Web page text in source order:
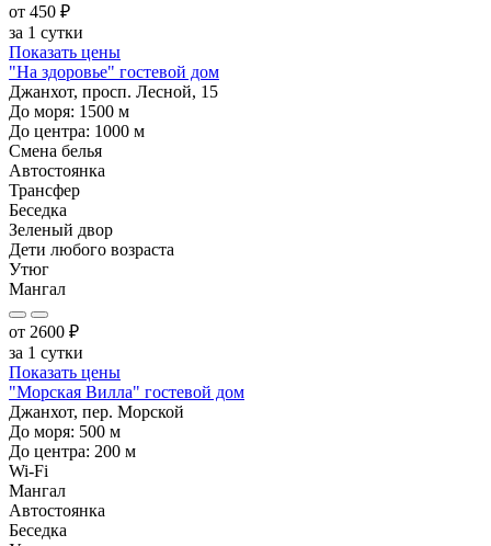
от 450 ₽
за 1 сутки
Показать цены
"На здоровье" гостевой дом
Джанхот, просп. Лесной, 15
До моря: 1500 м
До центра: 1000 м
Смена белья
Автостоянка
Трансфер
Беседка
Зеленый двор
Дети любого возраста
Утюг
Мангал
от 2600 ₽
за 1 сутки
Показать цены
"Морская Вилла" гостевой дом
Джанхот, пер. Морской
До моря: 500 м
До центра: 200 м
Wi-Fi
Мангал
Автостоянка
Беседка